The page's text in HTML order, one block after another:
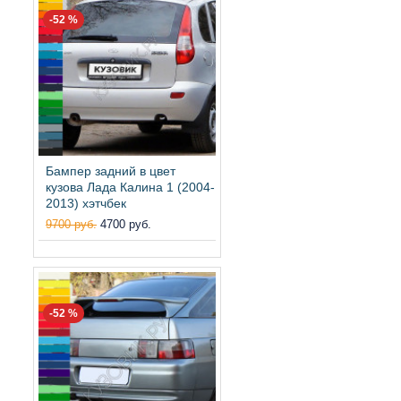
-52 %
Бампер задний в цвет
кузова Лада Калина 1 (2004-
2013) хэтчбек
9700 руб. 4700 руб.
-52 %